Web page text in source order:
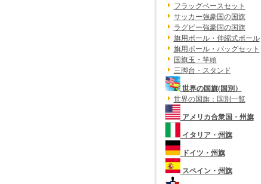
フラッグベースセット
サッカー強豪国の国旗
ラグビー強豪国の国旗
旗用ポール・伸縮式ポール
旗用ポール・バッグセット
国旗玉・竿頭
三脚台・スタンド
世界の国旗(国別）
世界の国旗：国別一覧
アメリカ合衆国・州旗
イタリア・州旗
ドイツ・州旗
スペイン・州旗